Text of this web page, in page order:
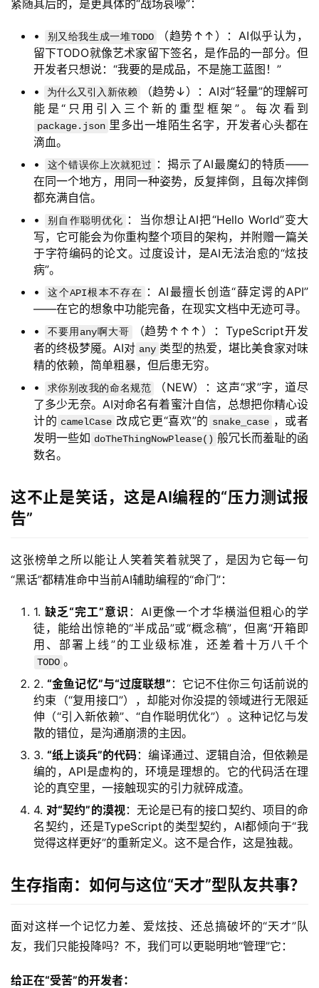
群
营
经
目
词
源
代
接
登录 注册
紧随其后的，是更具体的“战场哀嚎”：
• 别又给我生成一堆TODO
（趋势↑↑）：AI似乎认为，
留下TODO就像艺术家留下签名，是作品的一部分。但
开发者只想说：“我要的是成品，不是施工蓝图！”
•
为什么又引入新依赖
（趋势↓）：AI对“轻量”的理解可
能是“只用引入三个新的重型框架”。每次看到
package.json 里多出一堆陌生名字，开发者心头都在
滴血。
•
这个错误你上次就犯过
：揭示了AI最魔幻的特质——
在同一个地方，用同一种姿势，反复摔倒，且每次摔倒
都充满自信。
•
别自作聪明优化 ：当你想让AI把“Hello World”变大
写，它可能会为你重构整个项目的架构，并附赠一篇关
于字符编码的论文。过度设计，是AI无法治愈的“炫技
病”。
•
这个API根本不存在 ：AI最擅长创造“薛定谔的API”
——在它的想象中功能完备，在现实文档中无迹可寻。
•
不要用any啊大哥
（趋势↑↑↑）：TypeScript开发
者的终极梦魇。AI对 any 类型的热爱，堪比美食家对味
精的依赖，简单粗暴，但后患无穷。
•
求你别改我的命名规范
（NEW）：这声“求”字，道尽
了多少无奈。AI对命名有着蜜汁自信，总想把你精心设
计的 camelCase 改成它更“喜欢”的 snake_case ，或者
发明一些如 doTheThingNowPlease() 般冗长而羞耻的函
数名。
这不止是笑话，这是AI编程的“压力测试报
告”
这张榜单之所以能让人笑着笑着就哭了，是因为它每一句
“黑话”都精准命中当前AI辅助编程的“命门”：
1. 缺乏“完工”意识 ：AI更像一个才华横溢但粗心的学
徒，能给出惊艳的“半成品”或“概念稿”，但离“开箱即
用、部署上线”的工业级标准，还差着十万八千个
TODO 。
2.“金鱼记忆”与“过度联想” ：它记不住你三句话前说的
约束（“复用接口”），却能对你没提的领域进行无限延
伸（“引入新依赖”、“自作聪明优化”）。这种记忆与发
散的错位，是沟通崩溃的主因。
3.“纸上谈兵”的代码：编译通过、逻辑自洽，但依赖是
编的，API是虚构的，环境是理想的。它的代码活在理
论的真空里，一接触现实的引力就碎成渣。
4. 对“契约”的漠视：无论是已有的接口契约、项目的命
名契约，还是TypeScript的类型契约，AI都倾向于“我
觉得这样更好”的重新定义。这不是合作，这是独裁。
生存指南：如何与这位“天才”型队友共事？
面对这样一个记忆力差、爱炫技、还总搞破坏的“天才”队
友，我们只能投降吗？不，我们可以更聪明地“管理”它：
给正在“受苦”的开发者：